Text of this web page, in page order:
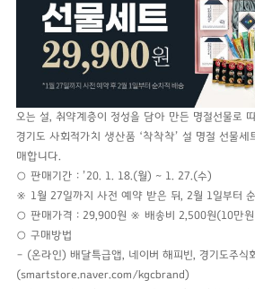
오는 설, 취약계층이 정성을 담아 만든 명절선물로
경기도 사회적가치 생산품 ‘착착착’ 설 명절 선물
매합니다.
○ 판매기간 : ’20. 1. 18.(월) ~ 1. 27.(수)
※ 1월 27일까지 사전 예약 받은 뒤, 2월 1일부터
○ 판매가격 : 29,900원 ※ 배송비 2,500원(10만원
○ 구매방법
– (온라인) 배달특급앱, 네이버 해피빈, 경기도주식
(smartstore.naver.com/kgcbrand)